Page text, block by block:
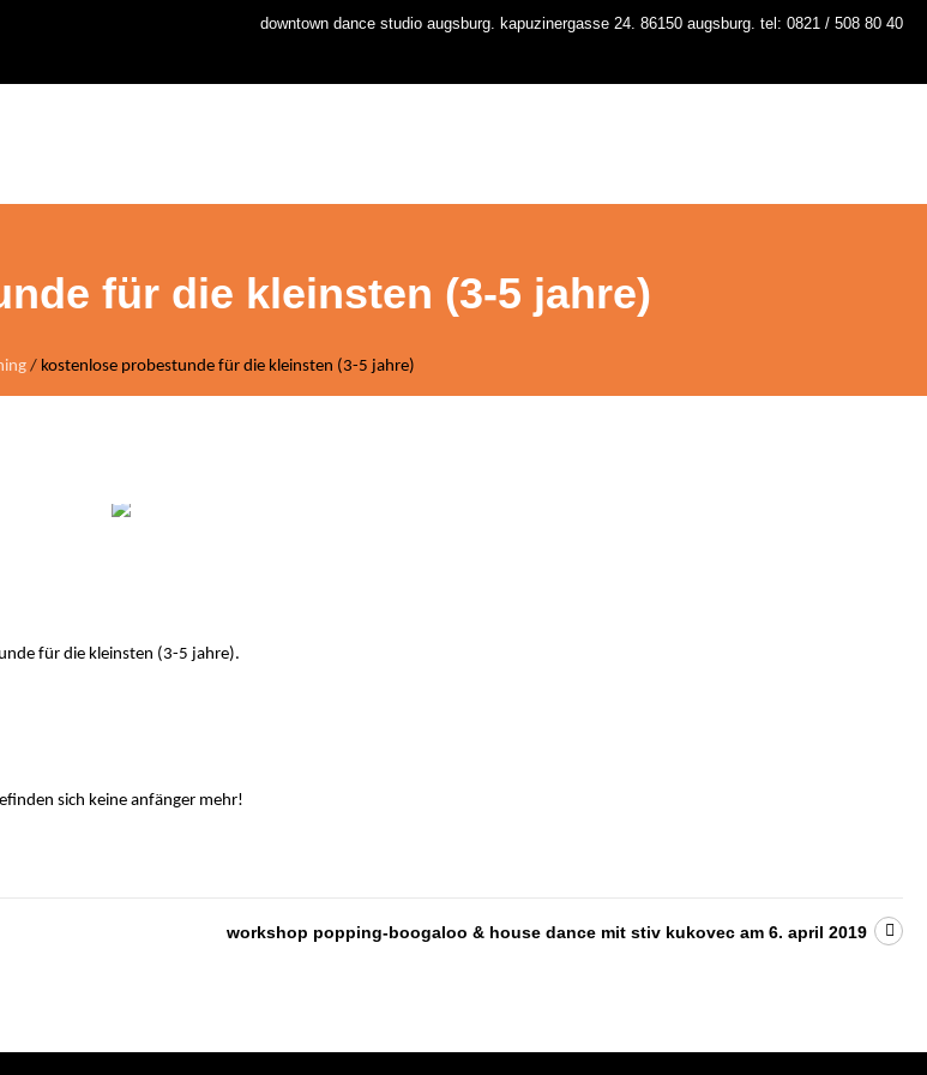
downtown dance studio augsburg. kapuzinergasse 24. 86150 augsburg. tel: 0821 / 508 80 40
für die kleinsten (3-5 jahre)
/ kostenlose probestunde für die kleinsten (3-5 jahre)
für die kleinsten (3-5 jahre).
sich keine anfänger mehr!
workshop popping-boogaloo & house dance mit stiv kukovec am 6. april 2019